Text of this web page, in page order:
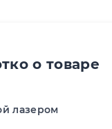
о товаре
лазером